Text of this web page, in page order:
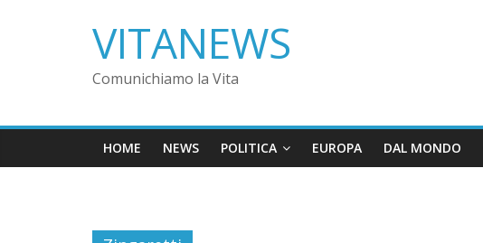
VITANEWS
Comunichiamo la Vita
HOME NEWS POLITICA EUROPA DAL MONDO